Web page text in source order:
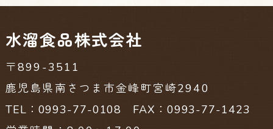
水溜食品株式会社
〒899-3511
鹿児島県南さつま市金峰町宮崎2940
TEL：0993-77-0108 FAX：0993-77-1423